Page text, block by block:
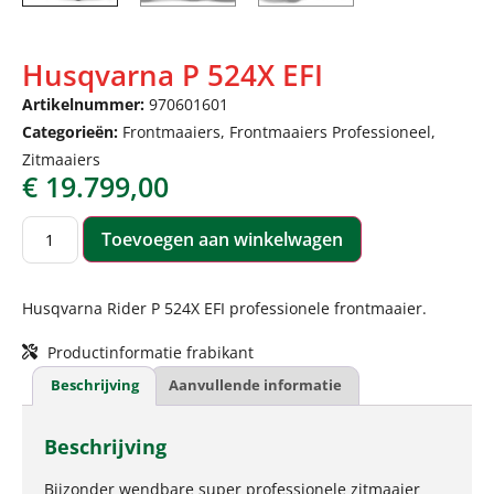
Husqvarna P 524X EFI
Artikelnummer: 970601601
Categorieën: Frontmaaiers, Frontmaaiers Professioneel,
Zitmaaiers
€ 19.799,00
Toevoegen aan winkelwagen
Husqvarna Rider P 524X EFI professionele frontmaaier.
Productinformatie frabikant
Beschrijving Aanvullende informatie
Beschrijving
Bijzonder wendbare super professionele zitmaaier